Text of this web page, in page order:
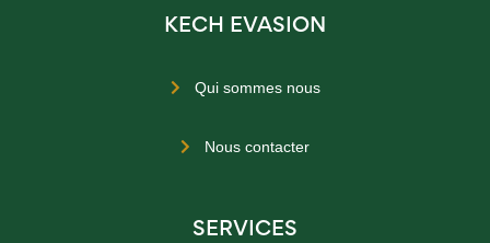
KECH EVASION
 Qui sommes nous
 Nous contacter
SERVICES